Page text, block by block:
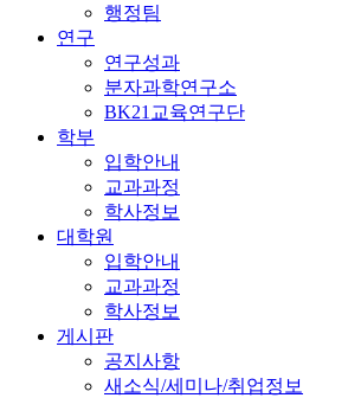
행정팀
연구
연구성과
분자과학연구소
BK21교육연구단
학부
입학안내
교과과정
학사정보
대학원
입학안내
교과과정
학사정보
게시판
공지사항
새소식/세미나/취업정보